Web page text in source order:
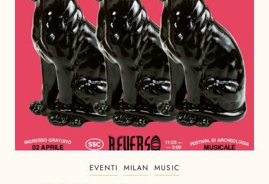
EVENTI MILAN MUSIC